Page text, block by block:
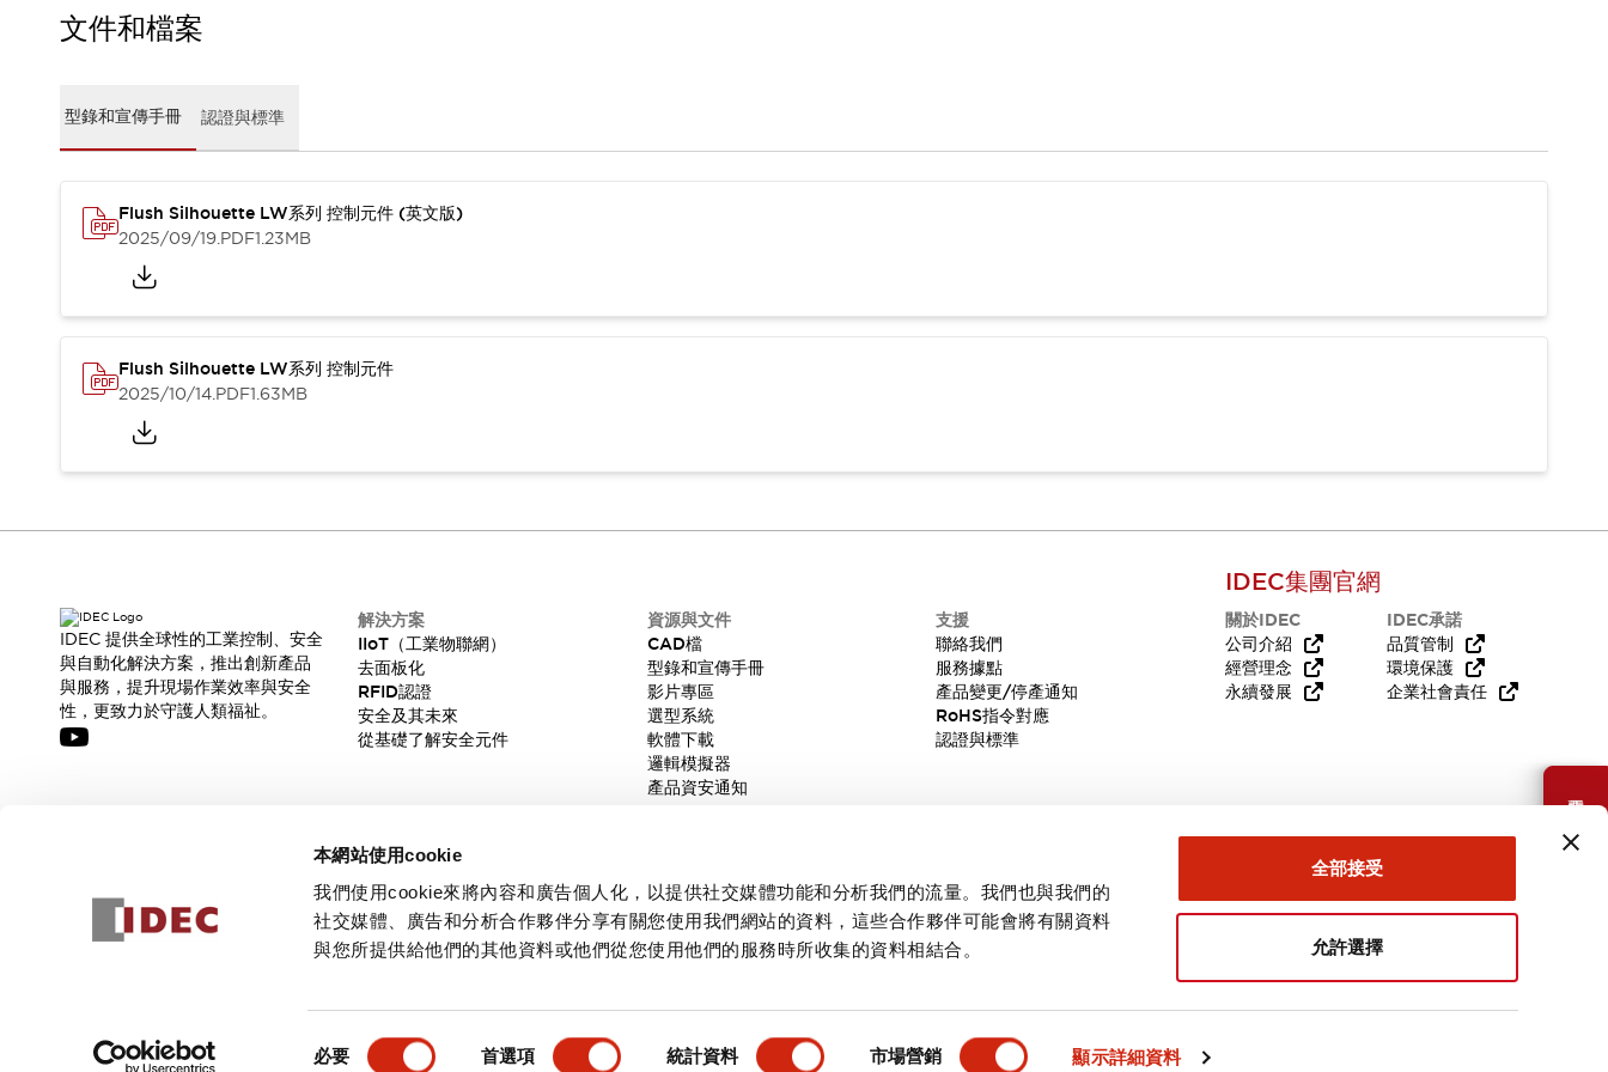
本網站使用cookie
我們使用cookie來將內容和廣告個人化，以提供社交媒體功能和分析我們的流量。我們也與我們的
社交媒體、廣告和分析合作夥伴分享有關您使用我們網站的資料，這些合作夥伴可能會將有關資料
與您所提供給他們的其他資料或他們從您使用他們的服務時所收集的資料相結合。
必要 首選項 統計資料 市場營銷 顯示詳細資料
全部接受
允許選擇
型錄和宣傳手冊
軟體下載
邏輯模擬器
產品資安通知
服務據點
產品變更/停產通知
需要幫助嗎？
文件和檔案
型錄和宣傳手冊 認證與標準
Flush Silhouette LW系列 控制元件 (英文版)
2025/09/19.PDF1.23MB
Flush Silhouette LW系列 控制元件
2025/10/14.PDF1.63MB
產品詳情 主要特點 規格 文件和檔案
IDEC 提供全球性的工業控制、安全
與自動化解決方案，推出創新產品
與服務，提升現場作業效率與安全
性，更致力於守護人類福祉。
解決方案
IIoT（工業物聯網）
去面板化
RFID認證
安全及其未來
從基礎了解安全元件
資源與文件
CAD檔
型錄和宣傳手冊
影片專區
選型系統
軟體下載
邏輯模擬器
產品資安通知
支援
聯絡我們
服務據點
產品變更/停產通知
RoHS指令對應
認證與標準
IDEC集團官網
關於IDEC
公司介紹
經營理念
永續發展
IDEC承諾
品質管制
環境保護
企業社會責任
訂閱
隱私權政策使用條款 台灣